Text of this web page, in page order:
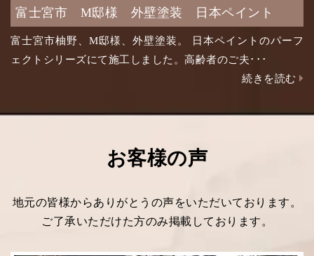
富士宮市 M邸様 外壁塗装 日本ペイント
富士宮市柚野、M邸様、外壁塗装。 日本ペイントのパーフ
ェクトシリーズにて施工しました。高齢者のご夫･･･
続きを読む
お客様の声
地元の皆様からありがとうの声をいただいております。
ご了承いただけた方のみ掲載しております。